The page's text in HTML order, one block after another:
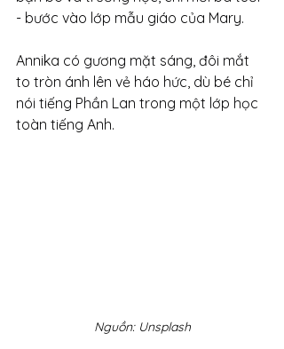
- bước vào lớp mẫu giáo của Mary.
Annika có gương mặt sáng, đôi mắt
to tròn ánh lên vẻ háo hức, dù bé chỉ
nói tiếng Phần Lan trong một lớp học
toàn tiếng Anh.
Nguồn: Unsplash